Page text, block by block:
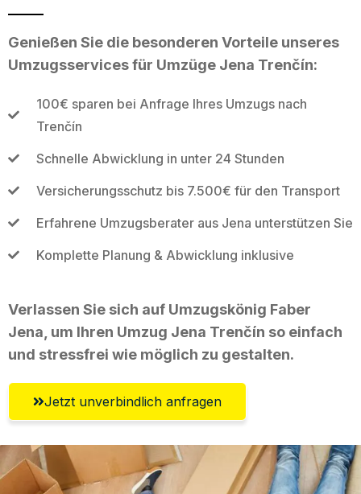
Genießen Sie die besonderen Vorteile unseres
Umzugsservices für Umzüge Jena Trenčín:
100€ sparen bei Anfrage Ihres Umzugs nach
Trenčín
Schnelle Abwicklung in unter 24 Stunden
Versicherungsschutz bis 7.500€ für den Transport
Erfahrene Umzugsberater aus Jena unterstützen Sie
Komplette Planung & Abwicklung inklusive
Verlassen Sie sich auf Umzugskönig Faber
Jena, um Ihren Umzug Jena Trenčín so einfach
und stressfrei wie möglich zu gestalten.
Jetzt unverbindlich anfragen